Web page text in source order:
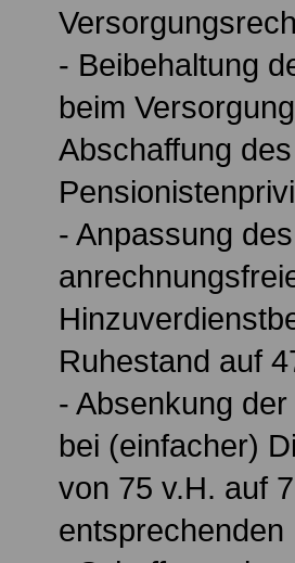
- Beibehaltung
beim
Abschaffung
- Anpassung
Ruhestand auf
- Absenkung
bei (einfacher)
von 75 v.H. auf